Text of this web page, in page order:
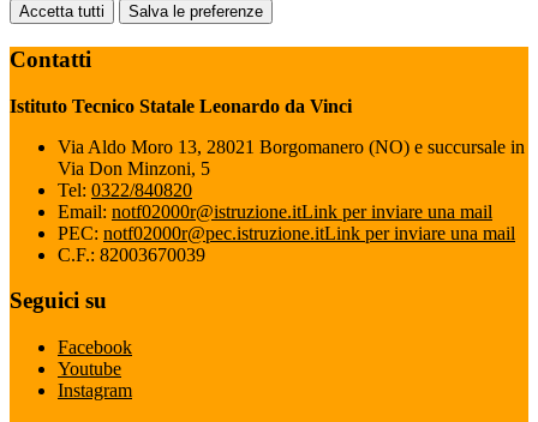
Accetta tutti Salva le preferenze
Contatti
Istituto Tecnico Statale Leonardo da Vinci
Via Aldo Moro 13, 28021 Borgomanero (NO) e succursale in
Via Don Minzoni, 5
Tel: 0322/840820
Email: notf02000r@istruzione.itLink per inviare una mail
PEC: notf02000r@pec.istruzione.itLink per inviare una mail
C.F.: 82003670039
Seguici su
Facebook
Youtube
Instagram